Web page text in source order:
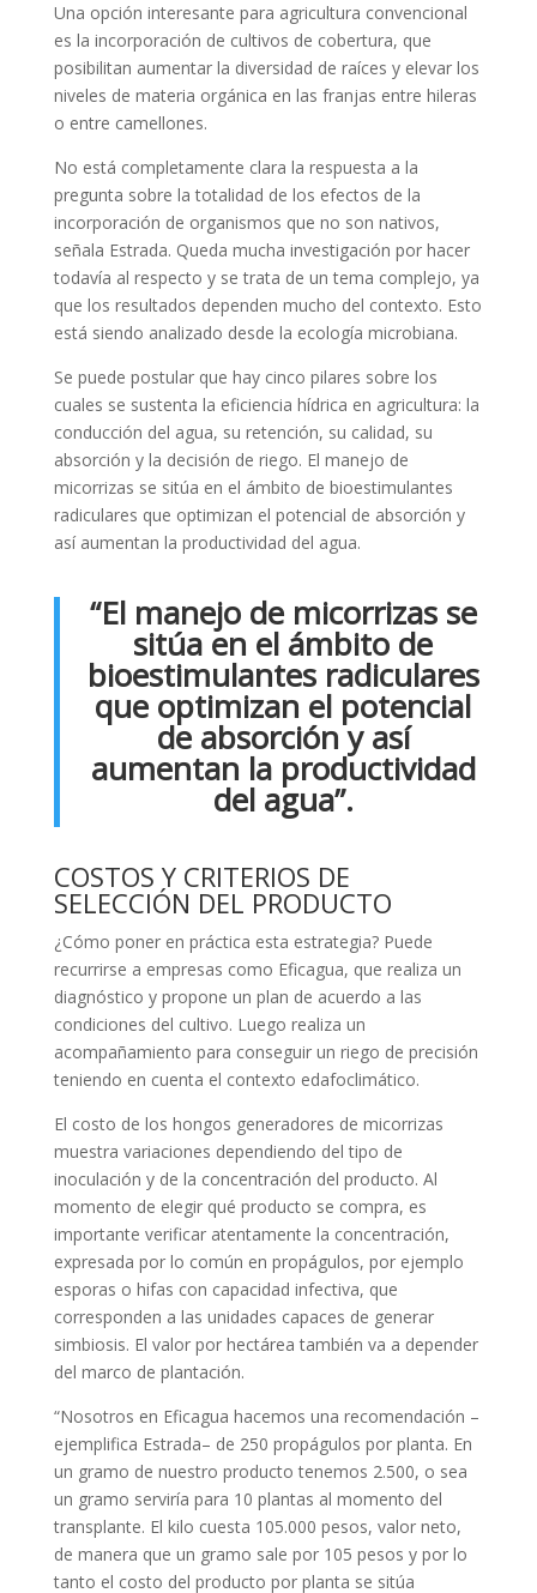
Una opción interesante para agricultura convencional
es la incorporación de cultivos de cobertura, que
posibilitan aumentar la diversidad de raíces y elevar los
niveles de materia orgánica en las franjas entre hileras
o entre camellones.
No está completamente clara la respuesta a la
pregunta sobre la totalidad de los efectos de la
incorporación de organismos que no son nativos,
señala Estrada. Queda mucha investigación por hacer
todavía al respecto y se trata de un tema complejo, ya
que los resultados dependen mucho del contexto. Esto
está siendo analizado desde la ecología microbiana.
Se puede postular que hay cinco pilares sobre los
cuales se sustenta la eficiencia hídrica en agricultura: la
conducción del agua, su retención, su calidad, su
absorción y la decisión de riego. El manejo de
micorrizas se sitúa en el ámbito de bioestimulantes
radiculares que optimizan el potencial de absorción y
así aumentan la productividad del agua.
“El manejo de micorrizas se
sitúa en el ámbito de
bioestimulantes radiculares
que optimizan el potencial
de absorción y así
aumentan la productividad
del agua”.
COSTOS Y CRITERIOS DE
SELECCIÓN DEL PRODUCTO
¿Cómo poner en práctica esta estrategia? Puede
recurrirse a empresas como Eficagua, que realiza un
diagnóstico y propone un plan de acuerdo a las
condiciones del cultivo. Luego realiza un
acompañamiento para conseguir un riego de precisión
teniendo en cuenta el contexto edafoclimático.
El costo de los hongos generadores de micorrizas
muestra variaciones dependiendo del tipo de
inoculación y de la concentración del producto. Al
momento de elegir qué producto se compra, es
importante verificar atentamente la concentración,
expresada por lo común en propágulos, por ejemplo
esporas o hifas con capacidad infectiva, que
corresponden a las unidades capaces de generar
simbiosis. El valor por hectárea también va a depender
del marco de plantación.
“Nosotros en Eficagua hacemos una recomendación –
ejemplifica Estrada– de 250 propágulos por planta. En
un gramo de nuestro producto tenemos 2.500, o sea
un gramo serviría para 10 plantas al momento del
transplante. El kilo cuesta 105.000 pesos, valor neto,
de manera que un gramo sale por 105 pesos y por lo
tanto el costo del producto por planta se sitúa